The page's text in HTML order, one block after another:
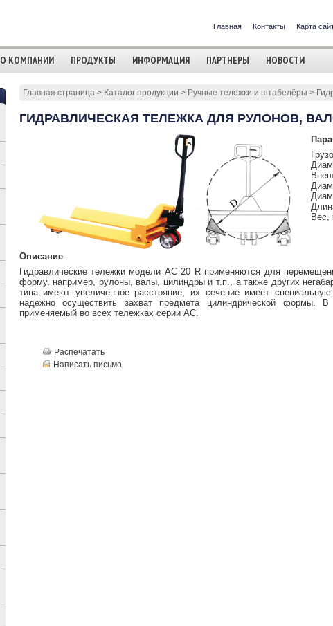
Главная Контакты Карта
О КОМПАНИИ ПРОДУКТЫ ИНФОРМАЦИЯ ПАРТНЕРЫ НОВОСТИ
Главная страница> Каталог продукции > Ручные тележки и штабелёры >
ГИДРАВЛИЧЕСКАЯ ТЕЛЕЖКА ДЛЯ РУЛОНОВ,
Вес,
Описание
Гидравлические тележки модели AC 20 R применяются для
форму, например, рулоны, валы, цилиндры и т.п., а также других
типа имеют увеличенное расстояние, их сечение имеет
надежно осуществить захват предмета цилиндрической формы.
применяемый во всех тележках серии AC.
Распечатать
Написать письмо